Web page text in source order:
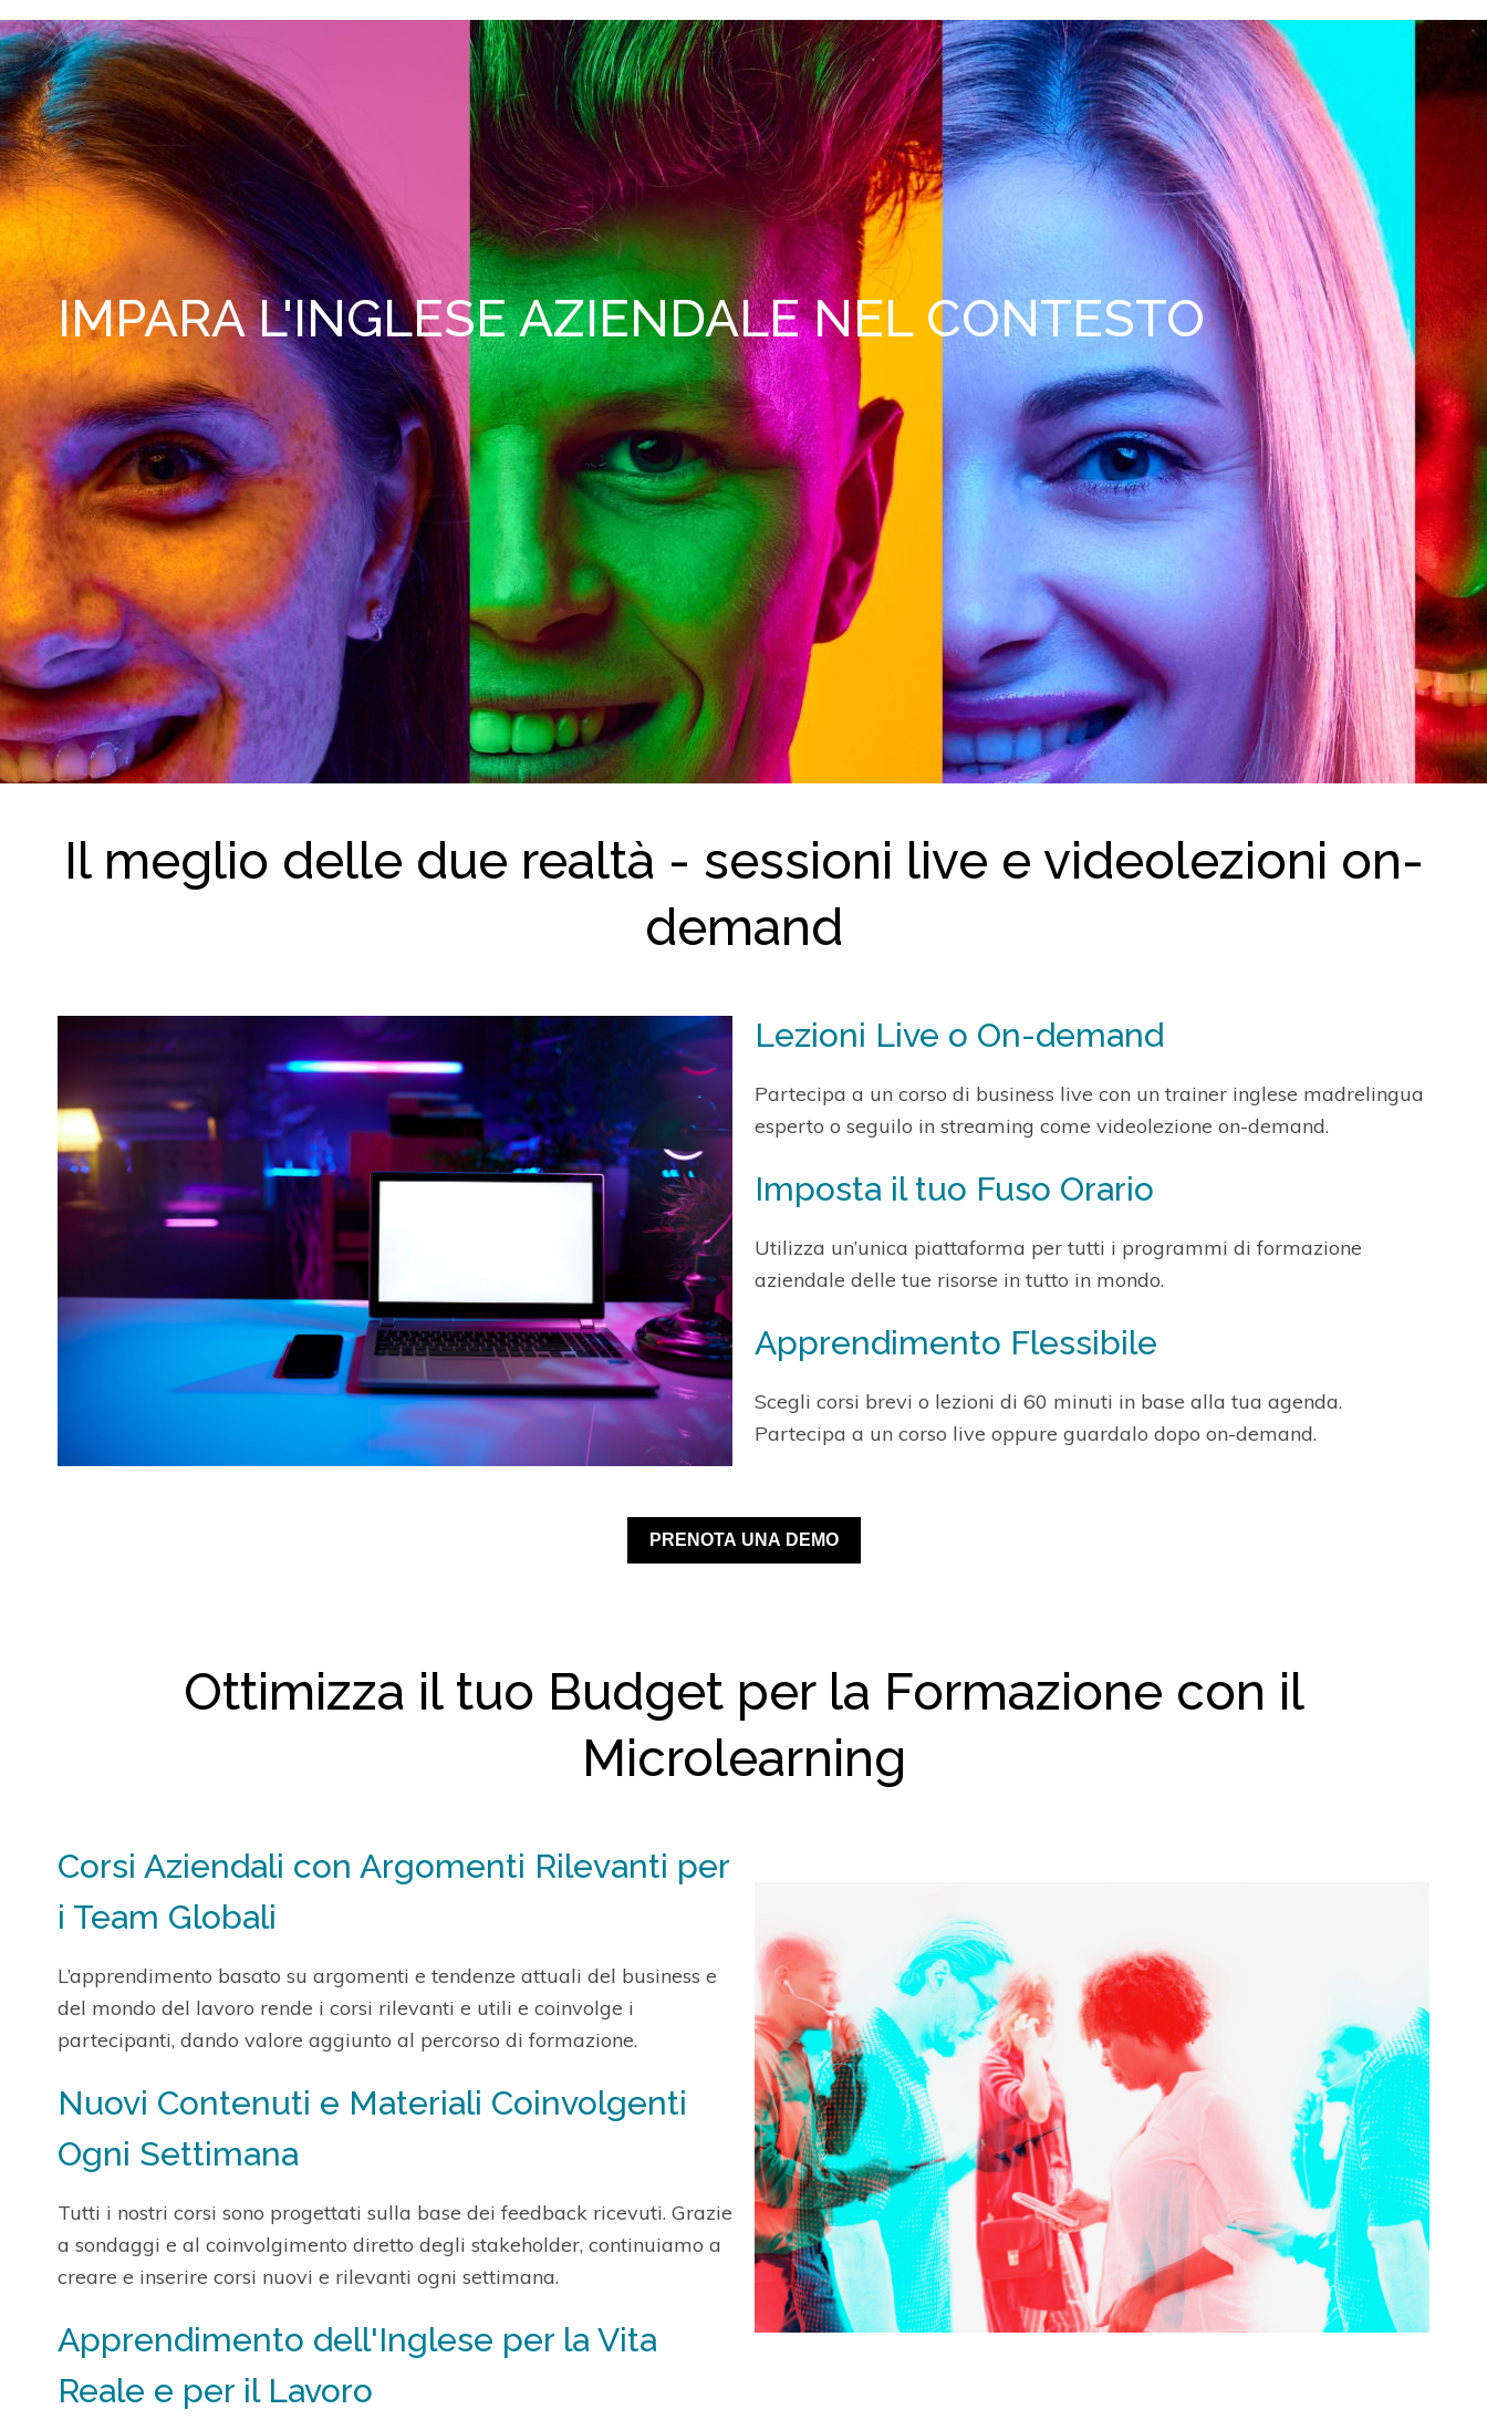
IMPARA L'INGLESE AZIENDALE NEL CONTESTO
Il meglio delle due realtà - sessioni live e videolezioni on-
demand
Lezioni Live o On-demand
Partecipa a un corso di business live con un trainer inglese madrelingua
esperto o seguilo in streaming come videolezione on-demand.
Imposta il tuo Fuso Orario
Utilizza un’unica piattaforma per tutti i programmi di formazione
aziendale delle tue risorse in tutto in mondo.
Apprendimento Flessibile
Scegli corsi brevi o lezioni di 60 minuti in base alla tua agenda.
Partecipa a un corso live oppure guardalo dopo on-demand.
PRENOTA UNA DEMO
Ottimizza il tuo Budget per la Formazione con il
Microlearning
Corsi Aziendali con Argomenti Rilevanti per
i Team Globali
L’apprendimento basato su argomenti e tendenze attuali del business e
del mondo del lavoro rende i corsi rilevanti e utili e coinvolge i
partecipanti, dando valore aggiunto al percorso di formazione.
Nuovi Contenuti e Materiali Coinvolgenti
Ogni Settimana
Tutti i nostri corsi sono progettati sulla base dei feedback ricevuti. Grazie
a sondaggi e al coinvolgimento diretto degli stakeholder, continuiamo a
creare e inserire corsi nuovi e rilevanti ogni settimana.
Apprendimento dell'Inglese per la Vita
Reale e per il Lavoro